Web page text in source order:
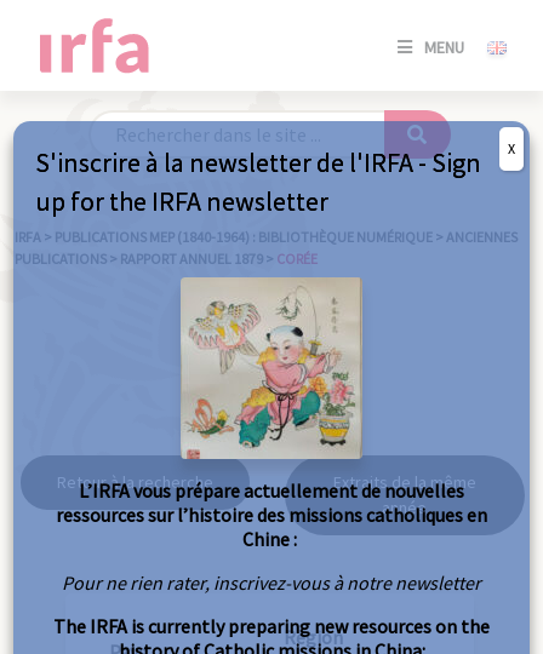
MENU
SE
/
IRFA > PUBLICATIONS MEP (1840-1964) : BIBLIOTHÈQUE NUMÉRIQUE > ANCIENNES
PUBLICATIONS > RAPPORT ANNUEL 1879 > CORÉE
Corée
Retour à la recherche
Extraits de la même
année
Région
S'inscrire à la newsletter de l'IRFA - Sign
up for the IRFA newsletter
L’IRFA vous prépare actuellement de nouvelles
ressources sur l’histoire des missions catholiques en
Chine :
Pour ne rien rater, inscrivez-vous à notre newsletter
The IRFA is currently preparing new resources on the
X